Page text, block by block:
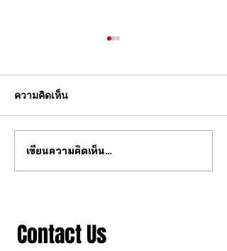
วงการนาฬกากำลังจะ
เปลี่ยนไป
ความคิดเห็น
เขียนความคิดเห็น…
Contact Us